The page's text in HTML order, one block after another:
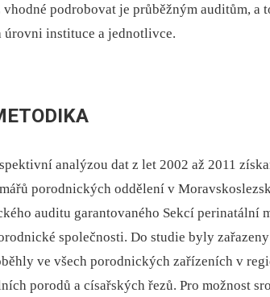
podrobovat je průběžným auditům, a
úrovni instituce a jednotlivce.
analýzou dat z let 2002 až 2011
porodnických oddělení v
auditu garantovaného Sekcí perinatální
společnosti. Do studie byly
ve všech porodnických zařízeních v
porodů a císařských řezů. Pro možnost